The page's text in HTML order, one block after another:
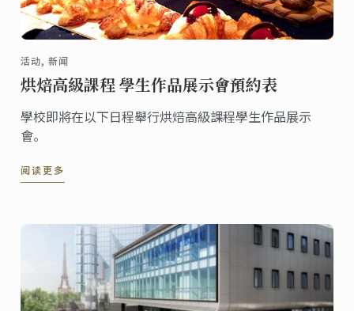
活动, 新闻
烘焙高級課程 學生作品展示會預約表
學校即將在以下日程舉行烘焙高級課程學生作品展示
會。
阅读更多